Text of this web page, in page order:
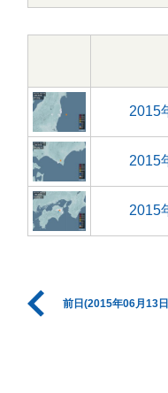
2015
2015
2015
前日(2015年06月13